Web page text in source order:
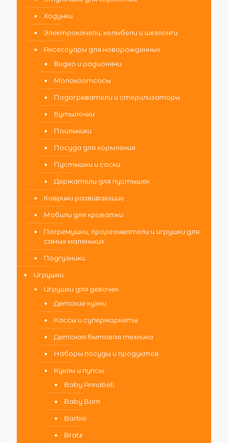
Ходунки
Электрокачели, колыбели и шезлонги
Аксессуары для новорожденных
Видео и радионяни
Молокоотсосы
Подогреватели и стерилизаторы
Бутылочки
Поильники
Посуда для кормления
Пустышки и соски
Держатели для пустышек
Коврики развивающие
Мобили для кроватки
Погремушки, прорезыватели и игрушки для
самых маленьких
Подгузники
Игрушки
Игрушки для девочек
Детские кухни
Кассы и супермаркеты
Детская бытовая техника
Наборы посуды и продуктов
Куклы и пупсы
Baby Annabell
Baby Born
Barbie
Bratz